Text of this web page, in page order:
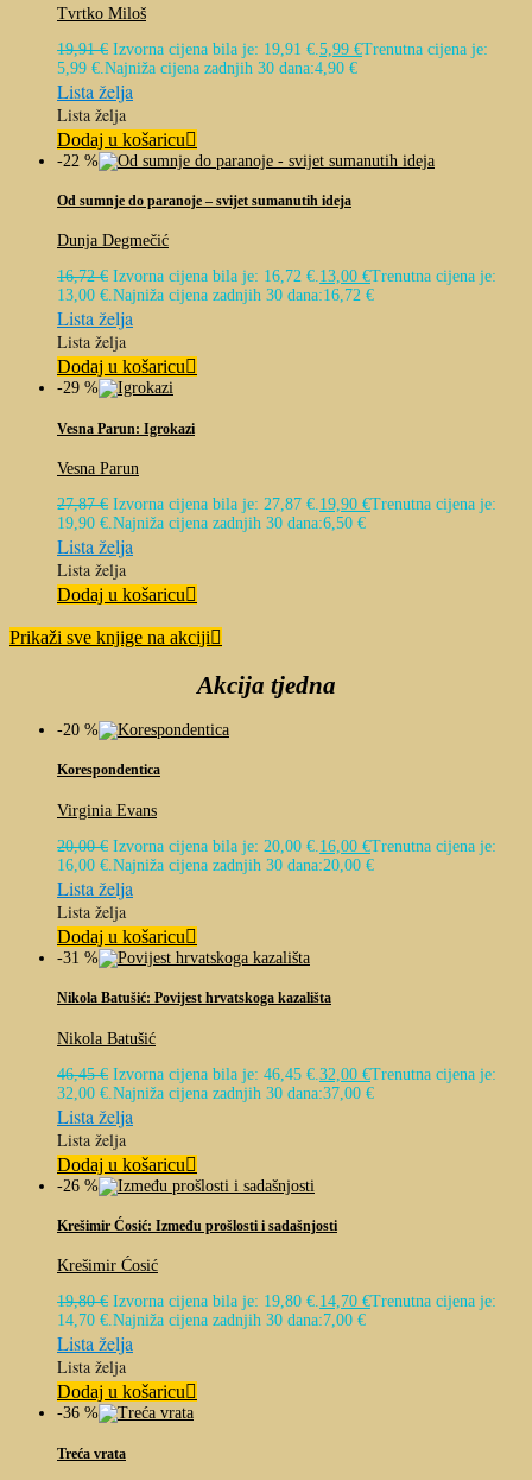
Tvrtko Miloš
19,91€ Izvorna cijena bila je: 19,91 €. 5,99 €Trenutna cijena je:
5,99 €. Najniža cijena zadnjih 30 dana:4,90 €
Lista želja
Lista želja
Dodaj u košaricu
-22 %
Od sumnje do paranoje – svijet sumanutih ideja
Dunja Degmečić
16,72€ Izvorna cijena bila je: 16,72 €.13,00 €Trenutna cijena je:
13,00 €.Najniža cijena zadnjih 30 dana:16,72 €
Lista želja
Lista želja
Dodaj u košaricu
-29 %
Vesna Parun: Igrokazi
Vesna Parun
27,87€ Izvorna cijena bila je: 27,87 €.19,90 €Trenutna cijena je:
19,90 €.Najniža cijena zadnjih 30 dana:6,50 €
Lista želja
Lista želja
Dodaj u košaricu
Prikaži sve knjige na akciji
Akcija tjedna
-20 %
Korespondentica
Virginia Evans
20,00€ Izvorna cijena bila je: 20,00 €. 16,00 €Trenutna cijena je:
16,00 €. Najniža cijena zadnjih 30 dana:20,00 €
Lista želja
Lista želja
Dodaj u košaricu
-31 %
Nikola Batušić: Povijest hrvatskoga kazališta
Nikola Batušić
46,45€ Izvorna cijena bila je: 46,45 €. 32,00 €Trenutna cijena je:
32,00 €. Najniža cijena zadnjih 30 dana:37,00 €
Lista želja
Lista želja
Dodaj u košaricu
-26 %
Krešimir Ćosić: Između prošlosti i sadašnjosti
Krešimir Ćosić
19,80€ Izvorna cijena bila je: 19,80 €.14,70 €Trenutna cijena je:
14,70 €.Najniža cijena zadnjih 30 dana:7,00 €
Lista želja
Lista želja
Dodaj u košaricu
-36 %
Treća vrata